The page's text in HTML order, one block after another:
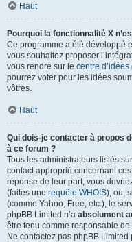
Haut
Pourquoi la fonctionnalité X
Ce programme a été développé
vous souhaitez proposer
vous rendre sur le centre
pourrez voter pour les idées
vôtres.
Haut
Qui dois-je contacter à propos
à ce forum ?
Tous les administrateurs listés
contact approprié concernant
réponse de leur part, vous
(faites une requête WHOIS), ou,
(comme Yahoo, Free, etc.), le
phpBB Limited n’a absolument
être tenu comme responsable
Ne contactez pas phpBB Limited